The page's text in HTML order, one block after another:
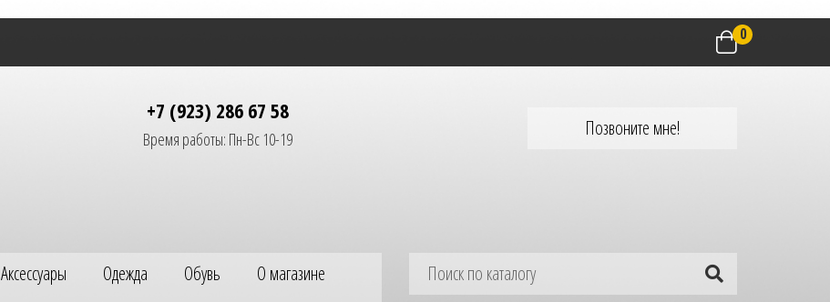
0
+7 (923) 286 67 58
Время работы: Пн-Вс 10-19 Позвоните мне!
Аксессуары Одежда Обувь
О магазине